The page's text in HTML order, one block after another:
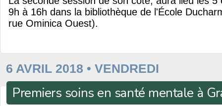
9h à 16h dans la bibliothèque de l'École
rue Ominica Ouest).
6 AVRIL 2018 • VENDREDI
Premiers soins en santé mentale à